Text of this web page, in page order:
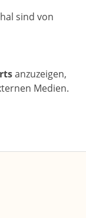
sind von
anzuzeigen,
Medien.